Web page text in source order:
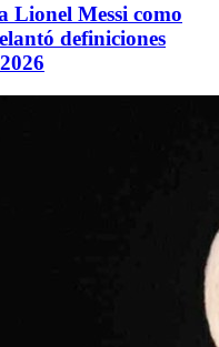
Lionel Messi como
definiciones